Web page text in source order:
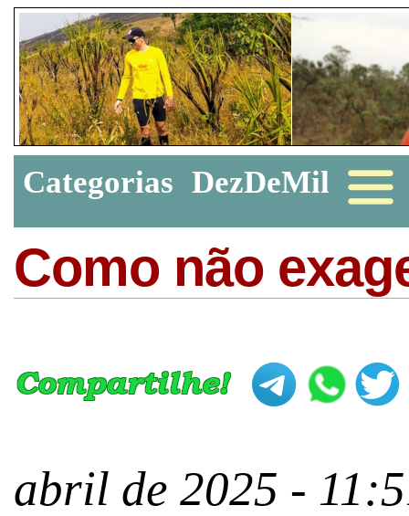
Categorias DezDeMil
Como não
abril de 2025 -